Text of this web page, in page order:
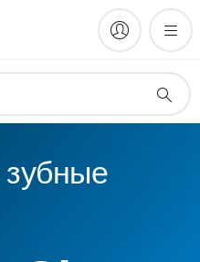
зубные